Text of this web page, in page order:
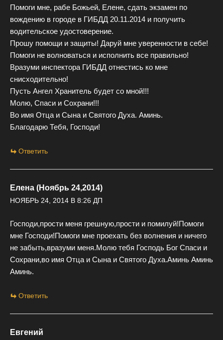
Помоги мне, рабе Божьей, Елене, сдать экзамен по
вождению в городе в ГИБДД 20.11.2014 и получить
водительское удостоверение.
Прошу помощи и защиты! Даруй мне уверенности в себе!
Помоги не волноваться и исполнить все правильно!
Вразуми инспектора ГИБДД отнестись ко мне
снисходительно!
Пусть Ангел Хранитель будет со мной!!!
Молю, Спаси и Сохрани!!!
Во имя Отца и Сына и Святого Духа. Аминь.
Благодарю Тебя, Господи!
Ответить
Елена (Ноябрь 24,2014)
НОЯБРЬ 24, 2014 В 8:26 ДП
Господи,прости меня грешную,прости и помилуй!Помоги
мне Господи!Помоги мне проехать без волнения и ничего
не забыть,вразуми меня.Молю тебя Господь Бог Спаси и
Сохрани,во имя Отца и Сына и Святого Духа.Аминь Аминь
Аминь.
Ответить
Евгений